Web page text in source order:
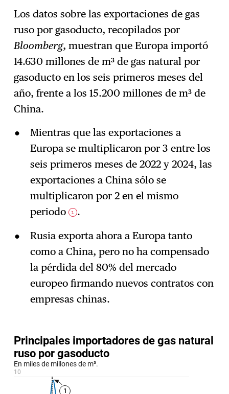
→ Suscríbase
Los datos sobre las exportaciones de gas
ruso por gasoducto, recopilados por
Bloomberg, muestran que Europa importó
14.630 millones de m³ de gas natural por
gasoducto en los seis primeros meses del
año, frente a los 15.200 millones de m³ de
China.
Mientras que las exportaciones a
Europa se multiplicaron por 3 entre los
seis primeros meses de 2022 y 2024, las
exportaciones a China sólo se
multiplicaron por 2 en el mismo
periodo
1 .
Rusia exporta ahora a Europa tanto
como a China, pero no ha compensado
la pérdida del 80% del mercado
europeo firmando nuevos contratos con
empresas chinas.